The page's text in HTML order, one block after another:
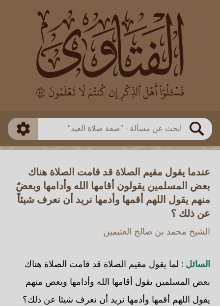
بحث
العالم
بن باز
بن العثيمين
اللجنة الدائمة
طريقة البحث
ذكي
عندما يقول مقيم الصلاة قد قامت الصلاة هناك
بعض المسلمين يقولون أقامها الله وأدامها وبعضٌ
منهم يقول اللهم أقمها وأدمها نريد أن نعرف شيئاً
عن ذلك ؟
الشيخ محمد بن صالح العثيمين
السائل : لما يقول مقيم الصلاة قد قامت الصلاة هناك
بعض المسلمين يقول أقامها الله وأدامها وبعض منهم
يقول اللهم أقمها وأدمها نريد أن نعرف شيئا عن ذلك؟